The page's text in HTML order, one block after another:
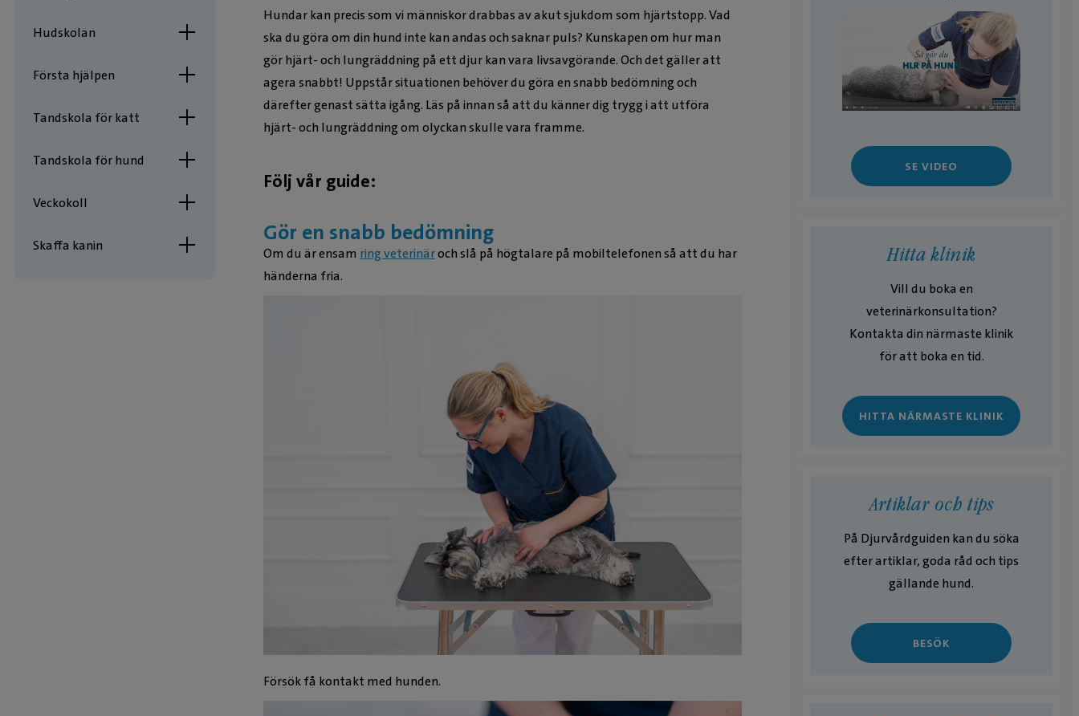
Hudskolan
Första hjälpen
Tandskola för katt
Tandskola för hund
Veckokoll
Skaffa kanin
Hundar kan precis som vi människor drabbas av akut sjukdom som hjärtstopp. Vad
ska du göra om din hund inte kan andas och saknar puls? Kunskapen om hur man
gör hjärt- och lungräddning på ett djur kan vara livsavgörande. Och det gäller att
agera snabbt! Uppstår situationen behöver du göra en snabb bedömning och
därefter genast sätta igång. Läs på innan så att du känner dig trygg i att utföra
hjärt- och lungräddning om olyckan skulle vara framme.
Följ vår guide:
Gör en snabb bedömning
Om du är ensam ring veterinäroch slå på högtalare på mobiltelefonen så att du har
händerna fria.
Försök få kontakt med hunden.
SE VIDEO
Hitta klinik
Vill du boka en
veterinärkonsultation?
Kontakta din närmaste klinik
för att boka en tid.
HITTA NÄRMASTE KLINIK
Artiklar och tips
På Djurvårdguiden kan du söka
efter artiklar, goda råd och tips
gällande hund.
BESÖK